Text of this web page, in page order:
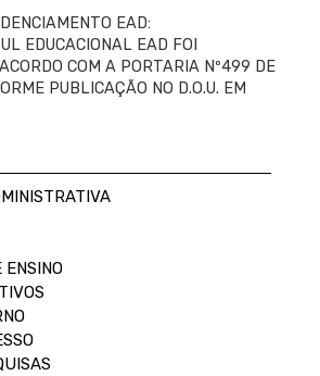
EAD:
EDUCACIONAL EAD FOI
COM A PORTARIA Nº499 DE
PUBLICAÇÃO NO D.O.U. EM